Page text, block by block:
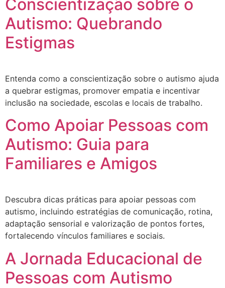
Conscientização sobre o
Autismo: Quebrando
Estigmas
Entenda como a conscientização sobre o autismo ajuda
a quebrar estigmas, promover empatia e incentivar
inclusão na sociedade, escolas e locais de trabalho.
Como Apoiar Pessoas com
Autismo: Guia para
Familiares e Amigos
Descubra dicas práticas para apoiar pessoas com
autismo, incluindo estratégias de comunicação, rotina,
adaptação sensorial e valorização de pontos fortes,
fortalecendo vínculos familiares e sociais.
A Jornada Educacional de
Pessoas com Autismo